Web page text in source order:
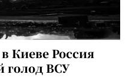
Киеве Россия
голод ВСУ